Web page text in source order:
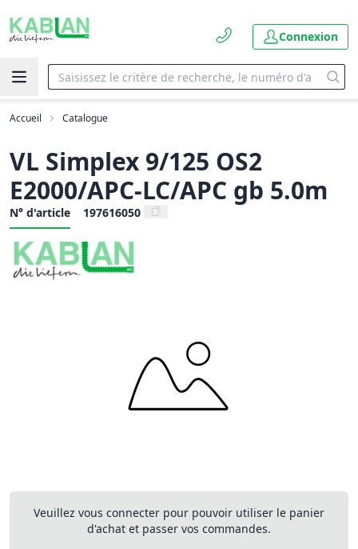
Connexion
Accueil Catalogue
VL Simplex 9/125 OS2
E2000/APC-LC/APC gb 5.0m
N° d'article 197616050
Veuillez vous connecter pour pouvoir utiliser le panier
d'achat et passer vos commandes.